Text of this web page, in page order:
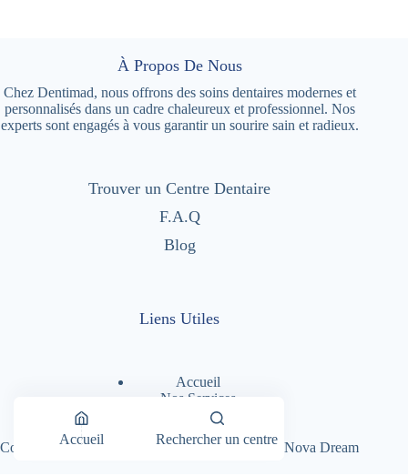
À Propos De Nous
Chez Dentimad, nous offrons des soins dentaires modernes et
personnalisés dans un cadre chaleureux et professionnel. Nos
experts sont engagés à vous garantir un sourire sain et radieux.
Trouver un Centre Dentaire
F.A.Q
Blog
Liens Utiles
Accueil
Nos Services
Nos Centres Dentaires
A Propos
Copyright © 2026 - Dentimad |Création Site par Nova Dream
Accueil Rechercher un centre